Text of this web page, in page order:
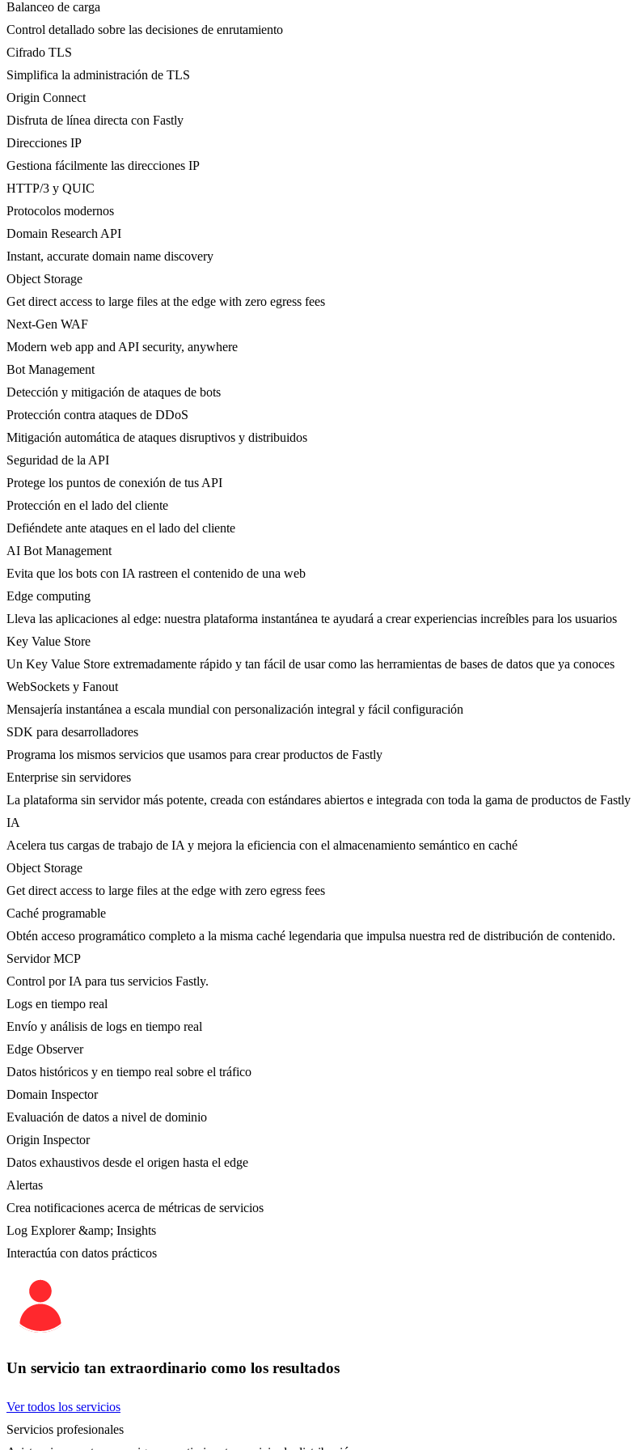
Balanceo de carga
Control detallado sobre las decisiones de enrutamiento
Cifrado TLS
Simplifica la administración de TLS
Origin Connect
Disfruta de línea directa con Fastly
Direcciones IP
Gestiona fácilmente las direcciones IP
HTTP/3 y QUIC
Protocolos modernos
Domain Research API
Instant, accurate domain name discovery
Object Storage
Get direct access to large files at the edge with zero egress fees
Next-Gen WAF
Modern web app and API security, anywhere
Bot Management
Detección y mitigación de ataques de bots
Protección contra ataques de DDoS
Mitigación automática de ataques disruptivos y distribuidos
Seguridad de la API
Protege los puntos de conexión de tus API
Protección en el lado del cliente
Defiéndete ante ataques en el lado del cliente
AI Bot Management
Evita que los bots con IA rastreen el contenido de una web
Edge computing
Lleva las aplicaciones al edge: nuestra plataforma instantánea te ayudará a crear experiencias increíbles para los usuarios
Key Value Store
Un Key Value Store extremadamente rápido y tan fácil de usar como las herramientas de bases de datos que ya conoces
WebSockets y Fanout
Mensajería instantánea a escala mundial con personalización integral y fácil configuración
SDK para desarrolladores
Programa los mismos servicios que usamos para crear productos de Fastly
Enterprise sin servidores
La plataforma sin servidor más potente, creada con estándares abiertos e integrada con toda la gama de productos de Fastly
IA
Acelera tus cargas de trabajo de IA y mejora la eficiencia con el almacenamiento semántico en caché
Object Storage
Get direct access to large files at the edge with zero egress fees
Caché programable
Obtén acceso programático completo a la misma caché legendaria que impulsa nuestra red de distribución de contenido.
Servidor MCP
Control por IA para tus servicios Fastly.
Logs en tiempo real
Envío y análisis de logs en tiempo real
Edge Observer
Datos históricos y en tiempo real sobre el tráfico
Domain Inspector
Evaluación de datos a nivel de dominio
Origin Inspector
Datos exhaustivos desde el origen hasta el edge
Alertas
Crea notificaciones acerca de métricas de servicios
Log Explorer &amp; Insights
Interactúa con datos prácticos
Un servicio tan extraordinario como los resultados
Ver todos los servicios
Servicios profesionales